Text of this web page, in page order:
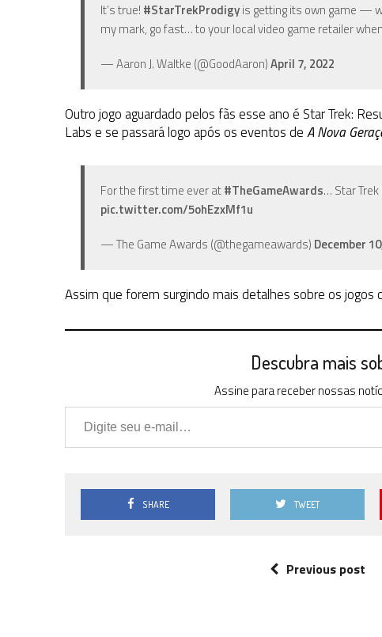
It’s true! #StarTrekProdigyis getting its own game —
my mark, go fast… to your local video game retailer
— Aaron J. Waltke (@GoodAaron)April 7, 2022
Outro jogo aguardado pelos fãs esse ano é Star Trek:
Labs e se passará logo após os eventos deA Nova
For the first time ever at#TheGameAwards… Star
pic.twitter.com/5ohEzxMf1u
— The Game Awards (@thegameawards) December
Assim que forem surgindo mais detalhes sobre os jogos
Descubra mais
Assine para receber nossas
Digite seu e-mail…
SHARE TWEET
Previous post